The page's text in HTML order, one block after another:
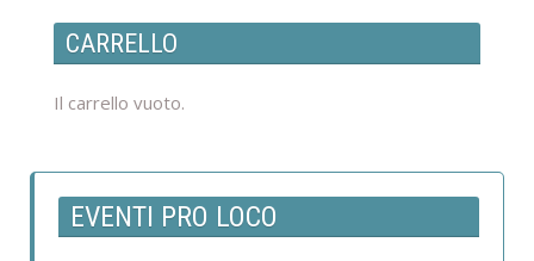
CARRELLO
Il carrello vuoto.
EVENTI PRO LOCO